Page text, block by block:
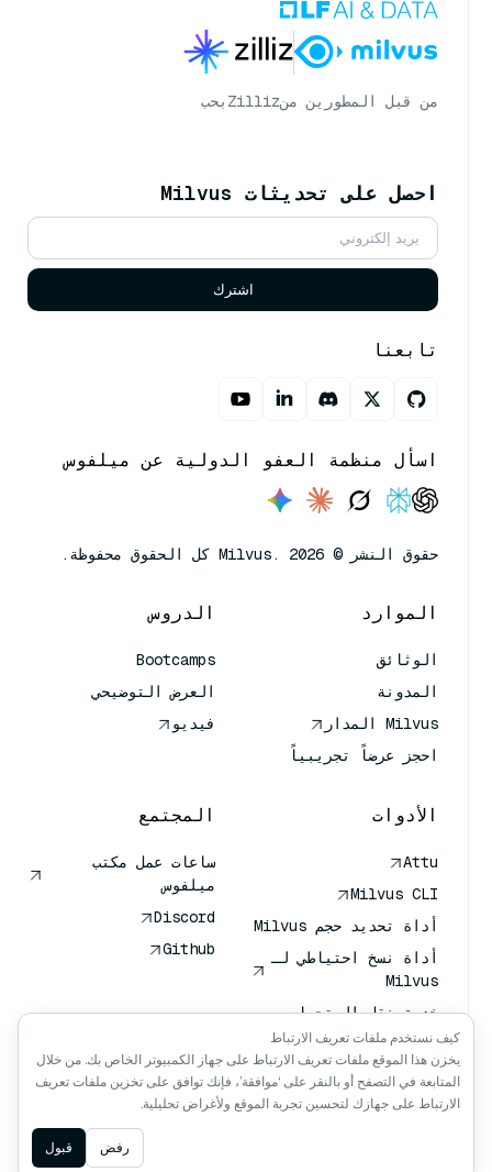
من قبل المطورين منZilliz بحب
احصل على تحديثات Milvus
اشترك
تابعنا
اسأل منظمة العفو الدولية عن ميلفوس
حقوق النشر © Milvus. 2026 كل الحقوق محفوظة.
الموارد
الوثائق
المدونة
Milvus المدار
احجز عرضاً تجريبياً
الدروس
Bootcamps
العرض التوضيحي
فيديو
الأدوات
Attu
Milvus CLI
أداة تحديد حجم Milvus
أداة نسخ احتياطي لـ
Milvus
خدمة نقل المتجهات
(VTS)
باحث عميق
سياق كلود كلود
المجتمع
ساعات عمل مكتب
ميلفوس
Discord
Github
كيف نستخدم ملفات تعريف الارتباط
يخزن هذا الموقع ملفات تعريف الارتباط على جهاز الكمبيوتر الخاص بك. من خلال
المتابعة في التصفح أو بالنقر على ‘موافقة’، فإنك توافق على تخزين ملفات تعريف
الارتباط على جهازك لتحسين تجربة الموقع ولأغراض تحليلية.
رفض قبول